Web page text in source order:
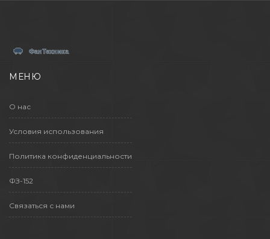
МЕНЮ
О нас
Условия использования
Политика конфиденциальности
ФЗ-152
Связаться с нами